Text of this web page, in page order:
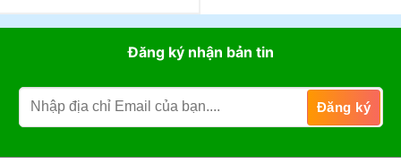
Đăng ký nhận bản tin